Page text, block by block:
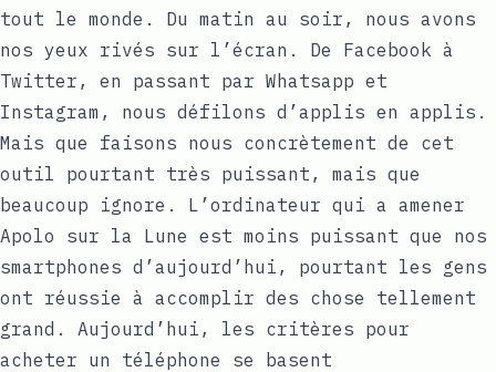
tout le monde. Du matin au soir, nous avons
nos yeux rivés sur l’écran. De Facebook à
Twitter, en passant par Whatsapp et
Instagram, nous défilons d’applis en applis.
Mais que faisons nous concrètement de cet
outil pourtant très puissant, mais que
beaucoup ignore. L’ordinateur qui a amener
Apolo sur la Lune est moins puissant que nos
smartphones d’aujourd’hui, pourtant les gens
ont réussie à accomplir des chose tellement
grand. Aujourd’hui, les critères pour
acheter un téléphone se basent